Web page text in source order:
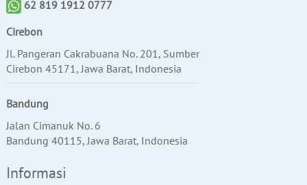
62 819 1912 0777
Cirebon
Jl. Pangeran Cakrabuana No. 201, Sumber
Cirebon 45171, Jawa Barat, Indonesia
Bandung
Jalan Cimanuk No. 6
Bandung 40115, Jawa Barat, Indonesia
Informasi